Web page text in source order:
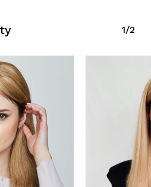
Do Sklepu
1/2